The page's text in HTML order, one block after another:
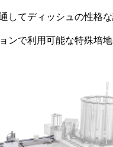
してディッシュの性格な
ンで利用可能な特殊培